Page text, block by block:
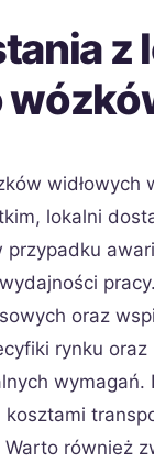
z
widłowych
lokalni
oraz
rynku
wymagań.
również